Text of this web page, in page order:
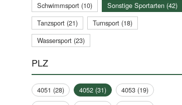
Schwimmsport (10)
Sonstige Sportarten (42)
Tanzsport (21)
Turnsport (18)
Wassersport (23)
PLZ
4051 (28) 4052 (31)
4053 (19)